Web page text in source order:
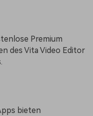
Premium
des Vita Video Editor
bieten